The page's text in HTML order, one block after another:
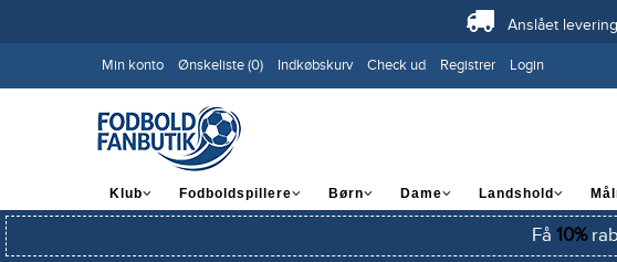
Anslået
Min konto Ønskeliste (0) Indkøbskurv Check ud Registrer Login
Klub Fodboldspillere Børn Dame Landshold
Få 10%